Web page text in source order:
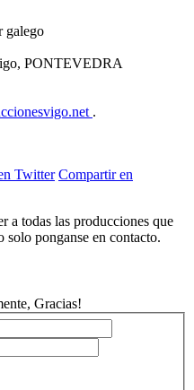
galego
PONTEVEDRA
.
Twitter Compartir en
a todas las producciones que
solo ponganse en contacto.
Gracias!